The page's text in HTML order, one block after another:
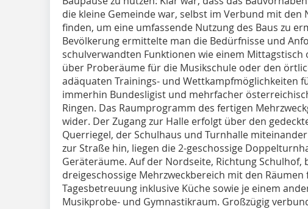
die kleine Gemeinde war, selbst im Verbund mit den
finden, um eine umfassende Nutzung des Baus zu
Bevölkerung ermittelte man die Bedürfnisse und
schulverwandten Funktionen wie einem
über Proberäume für die Musikschule oder den
adäquaten Trainings- und Wettkampfmöglichkeiten
immerhin Bundesligist und mehrfacher
Ringen. Das Raumprogramm des fertigen
wider. Der Zugang zur Halle erfolgt über den
Querriegel, der Schulhaus und Turnhalle
zur Straße hin, liegen die 2-geschossige
Geräteräume. Auf der Nordseite, Richtung Schulhof,
dreigeschossige Mehrzweckbereich mit den
Tagesbetreuung inklusive Küche sowie je einem
Musikprobe- und Gymnastikraum. Großzügig